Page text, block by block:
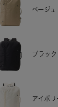
ベージュ
ブラック
アイボリ